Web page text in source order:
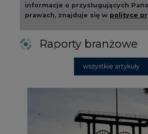
po węglu"? (raport)